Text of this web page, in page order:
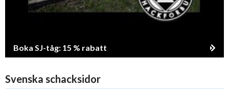
Boka SJ-tåg: 15 % rabatt
Svenska schacksidor